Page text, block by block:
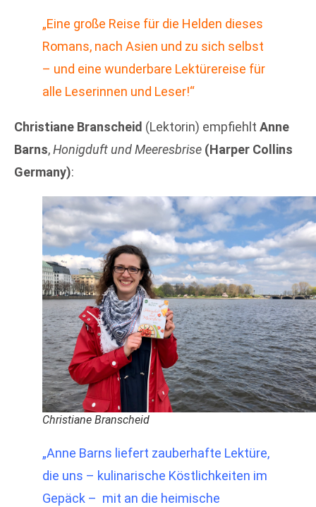
„Eine große Reise für die Helden dieses
Romans, nach Asien und zu sich selbst
– und eine wunderbare Lektürereise für
alle Leserinnen und Leser!“
Christiane Branscheid (Lektorin) empfiehlt Anne
Barns,Honigduft und Meeresbrise (Harper Collins
Germany):
Christiane Branscheid
„Anne Barns liefert zauberhafte Lektüre,
die uns – kulinarische Köstlichkeiten im
Gepäck – mit an die heimische